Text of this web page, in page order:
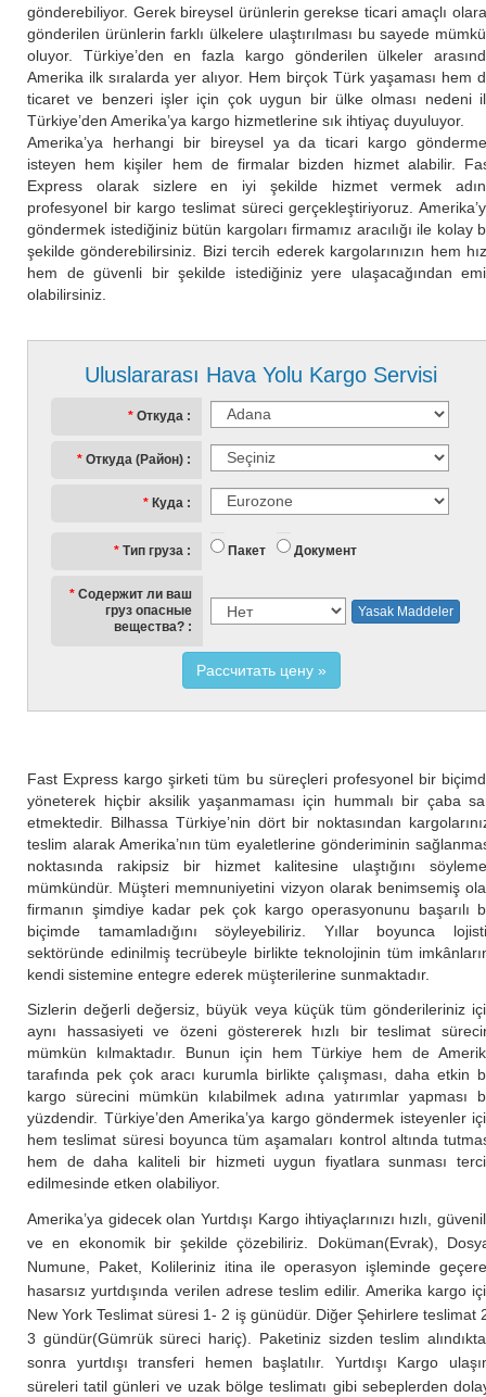
Uluslararası Hava Yolu Kargo Servisi
Откуда
Откуда (Район)
Куда
Тип груза Пакет Документ
Содержит ли ваш
груз опасные
вещества?
Yasak Maddeler
Рассчитать цену
gönderebiliyor. Gerek bireysel ürünlerin gerekse ticari amaçlı
gönderilen ürünlerin farklı ülkelere ulaştırılması bu sayede
oluyor. Türkiye’den en fazla kargo gönderilen ülkeler
Amerika ilk sıralarda yer alıyor. Hem birçok Türk yaşaması hem
ticaret ve benzeri işler için çok uygun bir ülke olması nedeni
Türkiye’den Amerika’ya kargo hizmetlerine sık ihtiyaç duyuluyor.
Amerika’ya herhangi bir bireysel ya da ticari kargo
isteyen hem kişiler hem de firmalar bizden hizmet alabilir.
Express olarak sizlere en iyi şekilde hizmet vermek
profesyonel bir kargo teslimat süreci gerçekleştiriyoruz.
göndermek istediğiniz bütün kargoları firmamız aracılığı ile kolay
şekilde gönderebilirsiniz. Bizi tercih ederek kargolarınızın hem
hem de güvenli bir şekilde istediğiniz yere ulaşacağından
olabilirsiniz.
Fast Express kargo şirketi tüm bu süreçleri profesyonel bir
yöneterek hiçbir aksilik yaşanmaması için hummalı bir çaba
etmektedir. Bilhassa Türkiye’nin dört bir noktasından
teslim alarak Amerika’nın tüm eyaletlerine gönderiminin
noktasında rakipsiz bir hizmet kalitesine ulaştığını
mümkündür. Müşteri memnuniyetini vizyon olarak benimsemiş
firmanın şimdiye kadar pek çok kargo operasyonunu başarılı
biçimde tamamladığını söyleyebiliriz. Yıllar boyunca
sektöründe edinilmiş tecrübeyle birlikte teknolojinin tüm
kendi sistemine entegre ederek müşterilerine sunmaktadır.
Sizlerin değerli değersiz, büyük veya küçük tüm gönderileriniz
aynı hassasiyeti ve özeni göstererek hızlı bir teslimat
mümkün kılmaktadır. Bunun için hem Türkiye hem de
tarafında pek çok aracı kurumla birlikte çalışması, daha etkin
kargo sürecini mümkün kılabilmek adına yatırımlar yapması
yüzdendir. Türkiye’den Amerika’ya kargo göndermek isteyenler
hem teslimat süresi boyunca tüm aşamaları kontrol altında
hem de daha kaliteli bir hizmeti uygun fiyatlara sunması
edilmesinde etken olabiliyor.
Amerika’ya gidecek olan Yurtdışı Kargo ihtiyaçlarınızı hızlı,
ve en ekonomik bir şekilde çözebiliriz. Doküman(Evrak),
Numune, Paket, Kolileriniz itina ile operasyon işleminde
hasarsız yurtdışında verilen adrese teslim edilir. Amerika kargo
New York Teslimat süresi 1- 2 iş günüdür. Diğer Şehirlere teslimat
3 gündür(Gümrük süreci hariç). Paketiniz sizden teslim
sonra yurtdışı transferi hemen başlatılır. Yurtdışı Kargo
süreleri tatil günleri ve uzak bölge teslimatı gibi sebeplerden